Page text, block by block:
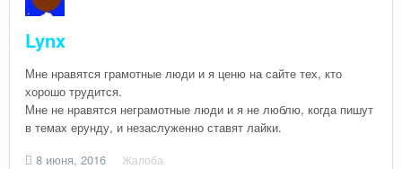
Lynx
Мне нравятся грамотные люди и я ценю на сайте тех, кто
хорошо трудится.
Мне не нравятся неграмотные люди и я не люблю, когда пишут
в темах ерунду, и незаслуженно ставят лайки.
8 июня, 2016
Жалоба